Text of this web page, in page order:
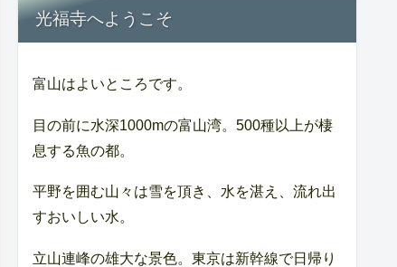
光福寺へようこそ
富山はよいところです。
目の前に水深1000mの富山湾。500種以上が棲
息する魚の都。
平野を囲む山々は雪を頂き、水を湛え、流れ出
すおいしい水。
立山連峰の雄大な景色。東京は新幹線で日帰り